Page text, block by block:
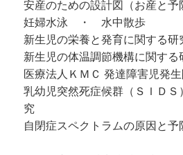
安産のための設計図（お産と予
妊婦水泳 ・ 水中散歩
新生児の栄養と発育に関する研
新生児の体温調節機構に関する
医療法人ＫＭＣ 発達障害児発
乳幼児突然死症候群（ＳＩＤＳ
究
自閉症スペクトラムの原因と